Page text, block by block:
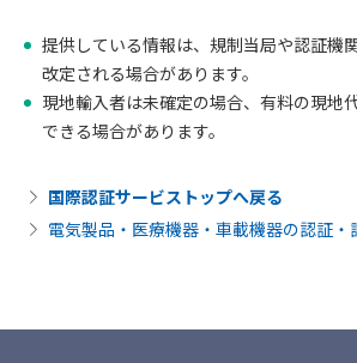
提供している情報は、規制当局や認証機
改定される場合があります。
現地輸入者は未確定の場合、有料の現地
できる場合があります。
国際認証サービストップへ戻る
電気製品・医療機器・車載機器の認証・